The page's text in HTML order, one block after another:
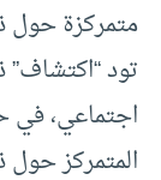
متمركزة حول
تود “اكتشاف”
اجتماعي، في
المتمركز حول